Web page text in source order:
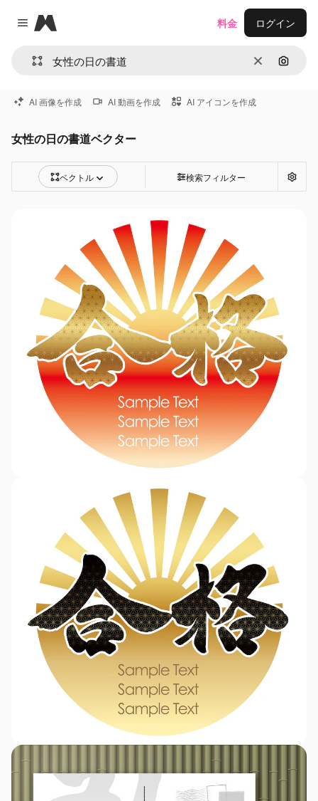
Close menu
Magnific
消去 画像で
料金 ログイン
AI 画像を作成 AI 動画を作成 AI アイコンを作成
女性の日の書道ベクター
ベクトル 検索フィルター